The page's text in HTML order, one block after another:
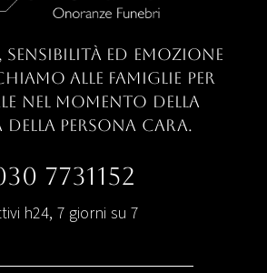
ed emozione
alle famiglie per
nel momento della
della persona cara.
7731152
h24, 7 giorni su 7